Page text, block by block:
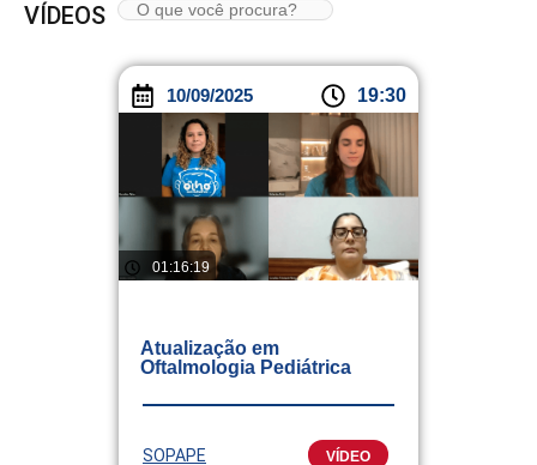
VÍDEOS
10/09/2025 19:30
01:16:19
Atualização em
Oftalmologia Pediátrica
SOPAPE VÍDEO